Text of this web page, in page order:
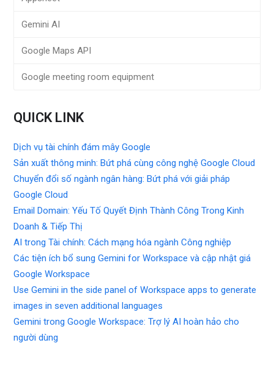
Gemini AI
Google Maps API
Google meeting room equipment
QUICK LINK
Dịch vụ tài chính đám mây Google
Sản xuất thông minh: Bứt phá cùng công nghệ Google Cloud
Chuyển đổi số ngành ngân hàng: Bứt phá với giải pháp
Google Cloud
Email Domain: Yếu Tố Quyết Định Thành Công Trong Kinh
Doanh & Tiếp Thị
AI trong Tài chính: Cách mạng hóa ngành Công nghiệp
Các tiện ích bổ sung Gemini for Workspace và cập nhật giá
Google Workspace
Use Gemini in the side panel of Workspace apps to generate
images in seven additional languages
Gemini trong Google Workspace: Trợ lý AI hoàn hảo cho
người dùng